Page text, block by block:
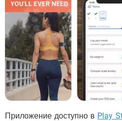
Приложение доступно в Play